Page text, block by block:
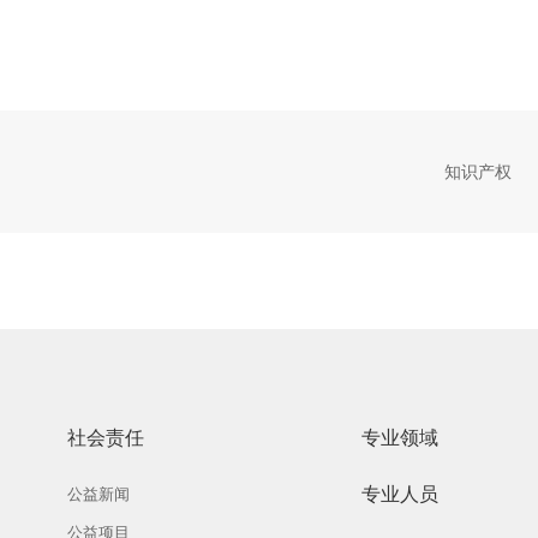
知识产权
社会责任
公益新闻
公益项目
专业领域
专业人员